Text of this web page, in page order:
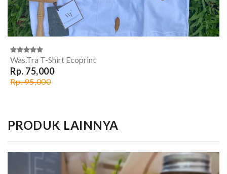
Was.Tra T-Shirt Ecoprint
Rp. 75,000
Rp. 95,000
PRODUK LAINNYA